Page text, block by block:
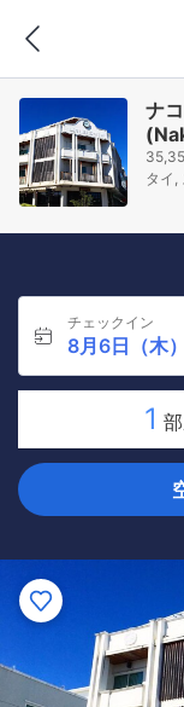
ナ
タイ,
チェックイン
8月6日（木）
1